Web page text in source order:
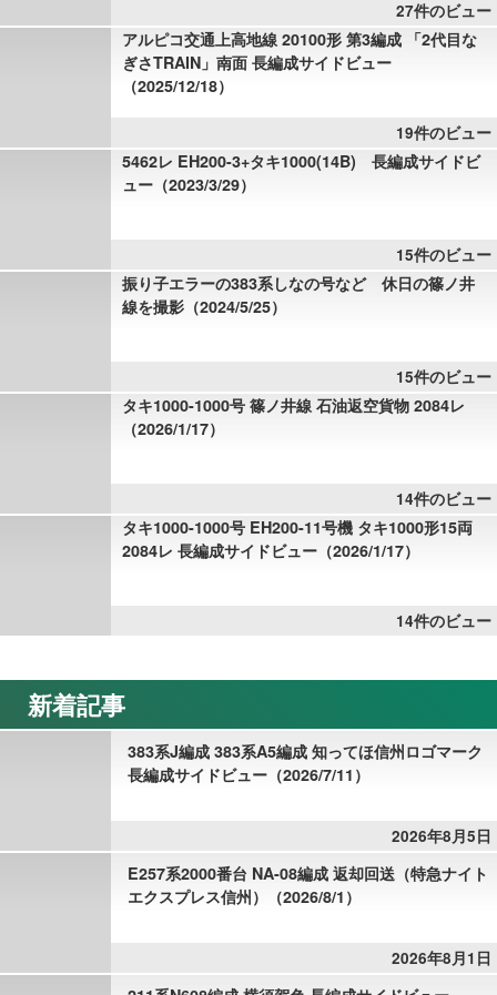
27件のビュー
アルピコ交通上高地線 20100形 第3編成 「2代目な
ぎさTRAIN」南面 長編成サイドビュー
（2025/12/18）
19件のビュー
5462レ EH200-3+タキ1000(14B) 長編成サイドビ
ュー（2023/3/29）
15件のビュー
振り子エラーの383系しなの号など 休日の篠ノ井
線を撮影（2024/5/25）
15件のビュー
タキ1000-1000号 篠ノ井線 石油返空貨物 2084レ
（2026/1/17）
14件のビュー
タキ1000-1000号 EH200-11号機 タキ1000形15両
2084レ 長編成サイドビュー（2026/1/17）
14件のビュー
新着記事
383系J編成 383系A5編成 知ってほ信州ロゴマーク
長編成サイドビュー（2026/7/11）
2026年8月5日
E257系2000番台 NA-08編成 返却回送（特急ナイト
エクスプレス信州）（2026/8/1）
2026年8月1日